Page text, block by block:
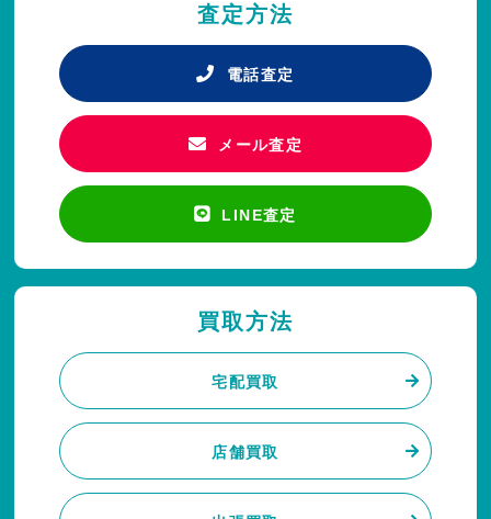
査定方法
電話査定
メール査定
LINE査定
買取方法
宅配買取
店舗買取